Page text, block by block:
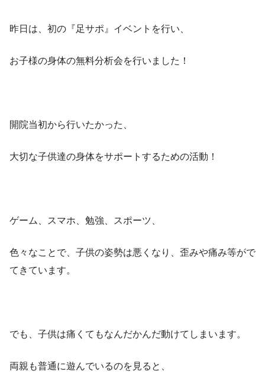
昨日は、初の『足サポ』イベントを行い、
お子様の身体の無料分析会を行いました！
開院当初から行いたかった、
大切な子供達の身体をサポートするための活動！
ゲーム、スマホ、勉強、スポーツ、
色々なことで、子供の姿勢は悪くなり、歪みや痛み等がで
てきています。
でも、子供は痛くてもなんだかんだ動けてしまいます。
両親も普通に遊んでいるのを見ると、